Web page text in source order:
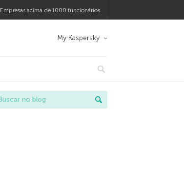
Empresas acima de 1000 funcionários
My Kaspersky